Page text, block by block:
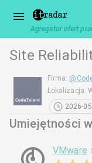
Agregator ofert
Site
Firma: @
Lokalizacja:
2026-
Umiejętności
VMware